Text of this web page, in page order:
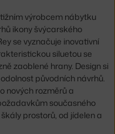
výrobcem nábytku
ikony švýcarského
se vyznačuje inovativní
siluetou se
zaoblené hrany. Design si
původních návrhů.
nových rozměrů a
současného
prostorů, od jídelen a